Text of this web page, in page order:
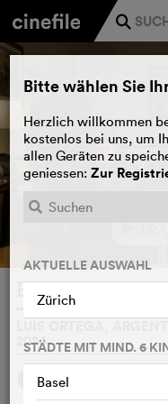
j
El Jockey
2024
SYNOPSIS
Bitte wählen Sie
Herzlich willkommen
kostenlos bei uns, um
allen Geräten zu
geniessen: Zur
AKTUELLE AUSWAHL
Zürich
STÄDTE MIT MIND. 6
Basel